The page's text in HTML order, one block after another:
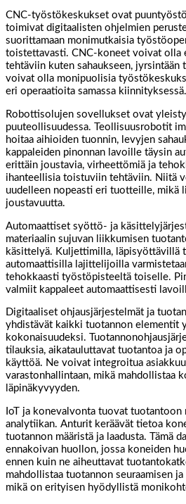
CNC-työstökeskukset ovat
toimivat digitaalisten ohjelmien
suorittamaan monimutkaisia
toistettavasti. CNC-koneet voivat
tehtäviin kuten sahaukseen, jyrsintään
voivat olla monipuolisia
eri operaatioita samassa kiinnityksessä.
Robottisolujen sovellukset ovat
puuteollisuudessa. Teollisuusrobotit
hoitaa aihioiden tuonnin, levyjen
kappaleiden pinonnan lavoille täysin
erittäin joustavia, virheettömiä ja
ihanteellisia toistuviin tehtäviin. Niitä
uudelleen nopeasti eri tuotteille, mikä
joustavuutta.
Automaattiset syöttö- ja
materiaalin sujuvan liikkumisen
käsittelyä. Kuljettimilla, läpisyöttävillä
automaattisilla lajittelijoilla
tehokkaasti työstöpisteeltä toiselle.
valmiit kappaleet automaattisesti
Digitaaliset ohjausjärjestelmät ja
yhdistävät kaikki tuotannon elementit
kokonaisuudeksi.
tilauksia, aikatauluttavat tuotantoa ja
käyttöä. Ne voivat integroitua
varastonhallintaan, mikä mahdollistaa
läpinäkyvyyden.
IoT ja konevalvonta tuovat tuotantoon
analytiikan. Anturit keräävät tietoa
tuotannon määristä ja laadusta. Tämä
ennakoivan huollon, jossa koneiden
ennen kuin ne aiheuttavat
mahdollistaa tuotannon seuraamisen
mikä on erityisen hyödyllistä